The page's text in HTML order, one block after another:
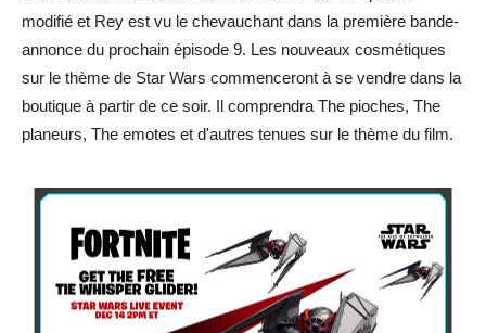
modifié et Rey est vu le chevauchant dans la première bande-
annonce du prochain épisode 9. Les nouveaux cosmétiques
sur le thème de Star Wars commenceront à se vendre dans la
boutique à partir de ce soir. Il comprendra The pioches, The
planeurs, The emotes et d'autres tenues sur le thème du film.